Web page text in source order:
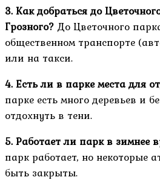
3. Как добраться до
Грозного? До Цветочного
общественном транспорте
или на такси.
4. Есть ли в парке места для
парке есть много деревьев и
отдохнуть в тени.
5. Работает ли парк в зимнее
парк работает, но некоторые
быть закрыты.